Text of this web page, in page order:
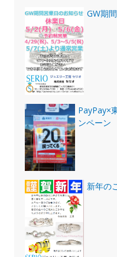
GW期
PayPay×
ンペーン
新年の